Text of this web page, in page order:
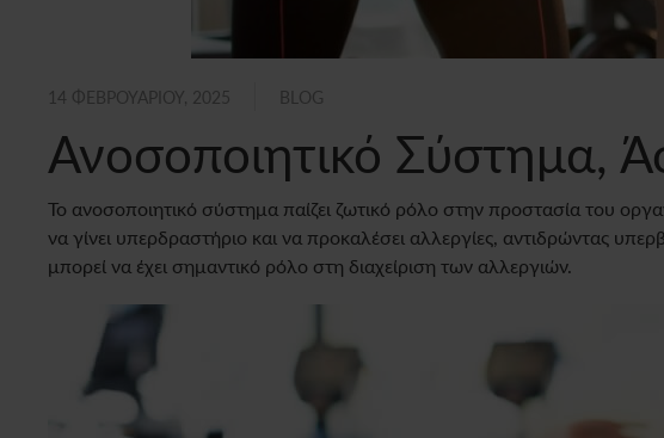
14 ΦΕΒΡΟΥΑΡΊΟΥ, 2025 BLOG
Ανοσοποιητικό Σύστημα,
Το ανοσοποιητικό σύστημα παίζει ζωτικό ρόλο στην προστασία του
να γίνει υπερδραστήριο και να προκαλέσει αλλεργίες, αντιδρώντας
μπορεί να έχει σημαντικό ρόλο στη διαχείριση των αλλεργιών.